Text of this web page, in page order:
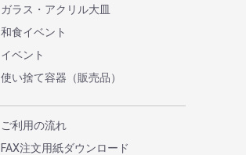
ガラス・アクリル大皿
和食イベント
イベント
使い捨て容器（販売品）
ご利用の流れ
FAX注文用紙ダウンロード